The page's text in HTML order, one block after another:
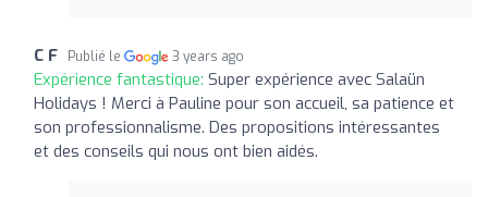
C F Publié le 3 years ago
Expérience fantastique: Super expérience avec Salaün
Holidays ! Merci à Pauline pour son accueil, sa patience et
son professionnalisme. Des propositions intéressantes
et des conseils qui nous ont bien aidés.